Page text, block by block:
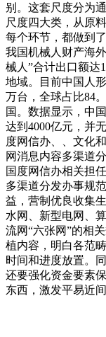
别。这套尺度分为
尺度四大类，从原
每个环节，都做到
我国机械人财产海
械人”合计出口额达
地域。目前中国人
万台，全球占比84
国。数据显示，中
达到4000亿元，并
度网信办、、文化
网消息内容多渠道
国度网信办相关担
多渠道分发办事规
益，营制优良收集
水网、新型电网、
流网“六张网”的相
植内容，明白各范
时间和进度放置。
还要强化资金要素
东西，激发平易近